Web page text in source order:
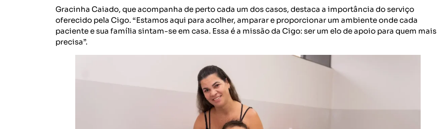
Gracinha Caiado, que acompanha de perto cada um dos casos, destaca a importância do serviço
oferecido pela Cigo. “Estamos aqui para acolher, amparar e proporcionar um ambiente onde cada
paciente e sua família sintam-se em casa. Essa é a missão da Cigo: ser um elo de apoio para quem mais
precisa”.